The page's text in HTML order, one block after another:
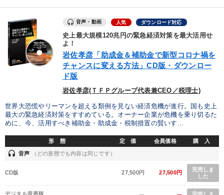
音声・動画 人気 ダウンロード対応
史上最大規模120兆円の緊急経済対策を最大活用せ
よ！
岩佐孝彦「助成金＆補助金で新型コロナ禍を
チャンスに変える方法」CD版・ダウンロー
ド版
岩佐孝彦(ＴＦＰグループ代表兼CEO／税理士)
世界大恐慌やリーマンを超える類例を見ない経済危機が進行。国も史上
最大の緊急経済対策をすすめている。オーナー企業が危機を乗り切るた
めに、今、活用すべき補助金・助成金・税制措置の賢いす...
形 態 定 価 会員価格 購 入
headset 音声 （どの形態でも内容は同じです）
CD版 27,500円 27,500円
完売しま
した
デジタル音声版